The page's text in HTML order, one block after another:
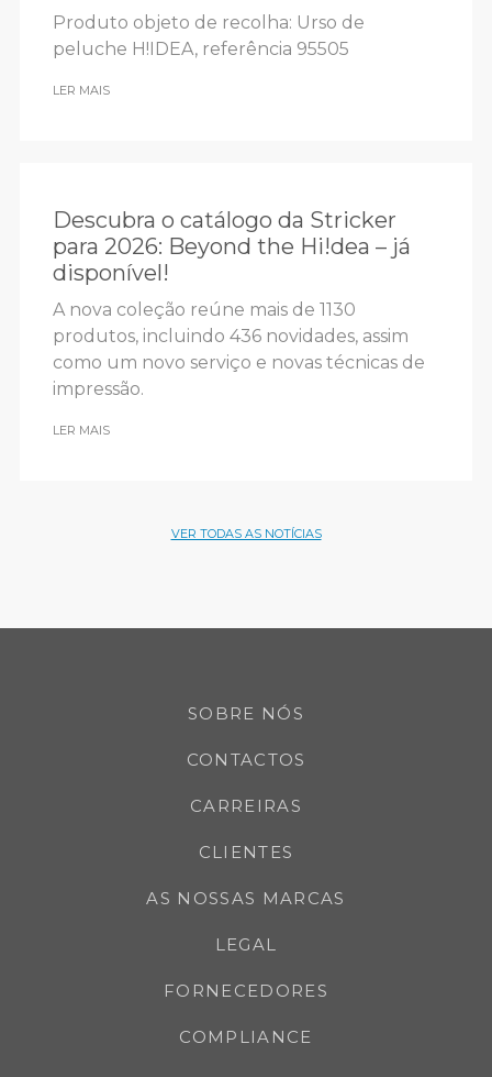
Produto objeto de recolha: Urso de
peluche H!IDEA, referência 95505
LER MAIS
Descubra o catálogo da Stricker
para 2026: Beyond the Hi!dea – já
disponível!
A nova coleção reúne mais de 1130
produtos, incluindo 436 novidades, assim
como um novo serviço e novas técnicas de
impressão.
LER MAIS
VER TODAS AS NOTÍCIAS
SOBRE NÓS
CONTACTOS
CARREIRAS
CLIENTES
AS NOSSAS MARCAS
LEGAL
FORNECEDORES
COMPLIANCE